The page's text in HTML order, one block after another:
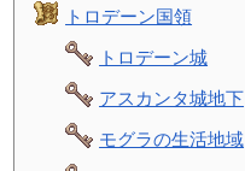
トロデーン国領
トロデーン城
アスカンタ城地下
モグラの生活地域